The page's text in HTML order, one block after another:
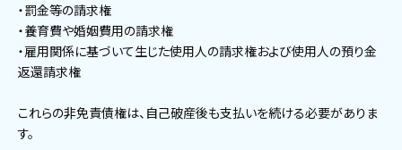
・罰金等の請求権
・養育費や婚姻費用の請求権
・雇用関係に基づいて生じた使用人の請求権および使用人の預り金
返還請求権
これらの非免責債権は、自己破産後も支払いを続ける必要がありま
す。